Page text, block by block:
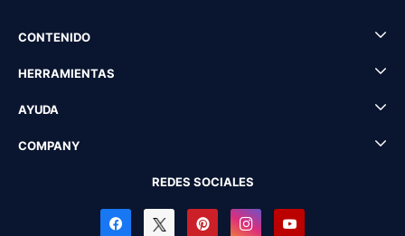
CONTENIDO
HERRAMIENTAS
AYUDA
COMPANY
REDES SOCIALES